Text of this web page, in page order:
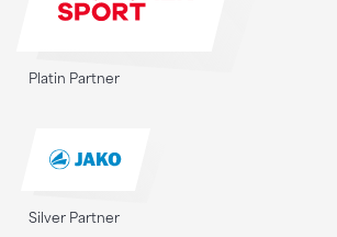
Platin Partner
Silver Partner